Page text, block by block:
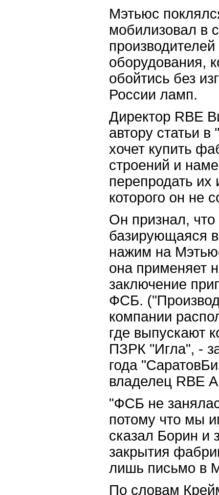
Мэтьюс
мобилизовал в
оборудования,
обойтись без
России ламп.
Директор RBE
автору статьи
хочет купить
строений и
перепродать их
которого он не
Он признал,
базирующаяся
нажим на
она применяет
заключение
ФСБ.
компании
где выпускают
ПЗРК "Игла", -
года
владелец RBE
"ФСБ не
потому что мы
сказал Борин и
закрытия
лишь письмо в
По словам